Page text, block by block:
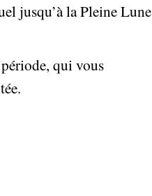
jusqu’à la Pleine Lune
qui vous